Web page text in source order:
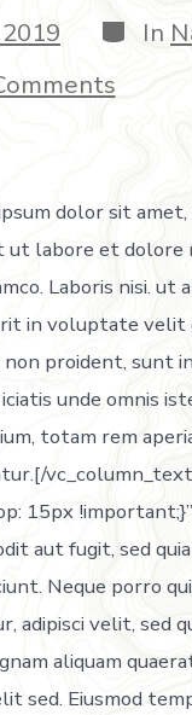
In
dolor sit
labore et dolore
Laboris nisi. ut
in voluptate velit
proident, sunt
unde omnis
totam rem
15px
aut fugit, sed
Neque porro
velit, sed
aliquam
sed. Eiusmod